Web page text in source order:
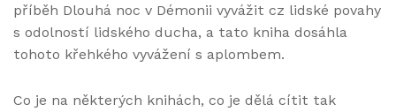
příběh Dlouhá noc v Démonii vyvážit cz lidské povahy
s odolností lidského ducha, a tato kniha dosáhla
tohoto křehkého vyvážení s aplombem.
Co je na některých knihách, co je dělá cítit tak